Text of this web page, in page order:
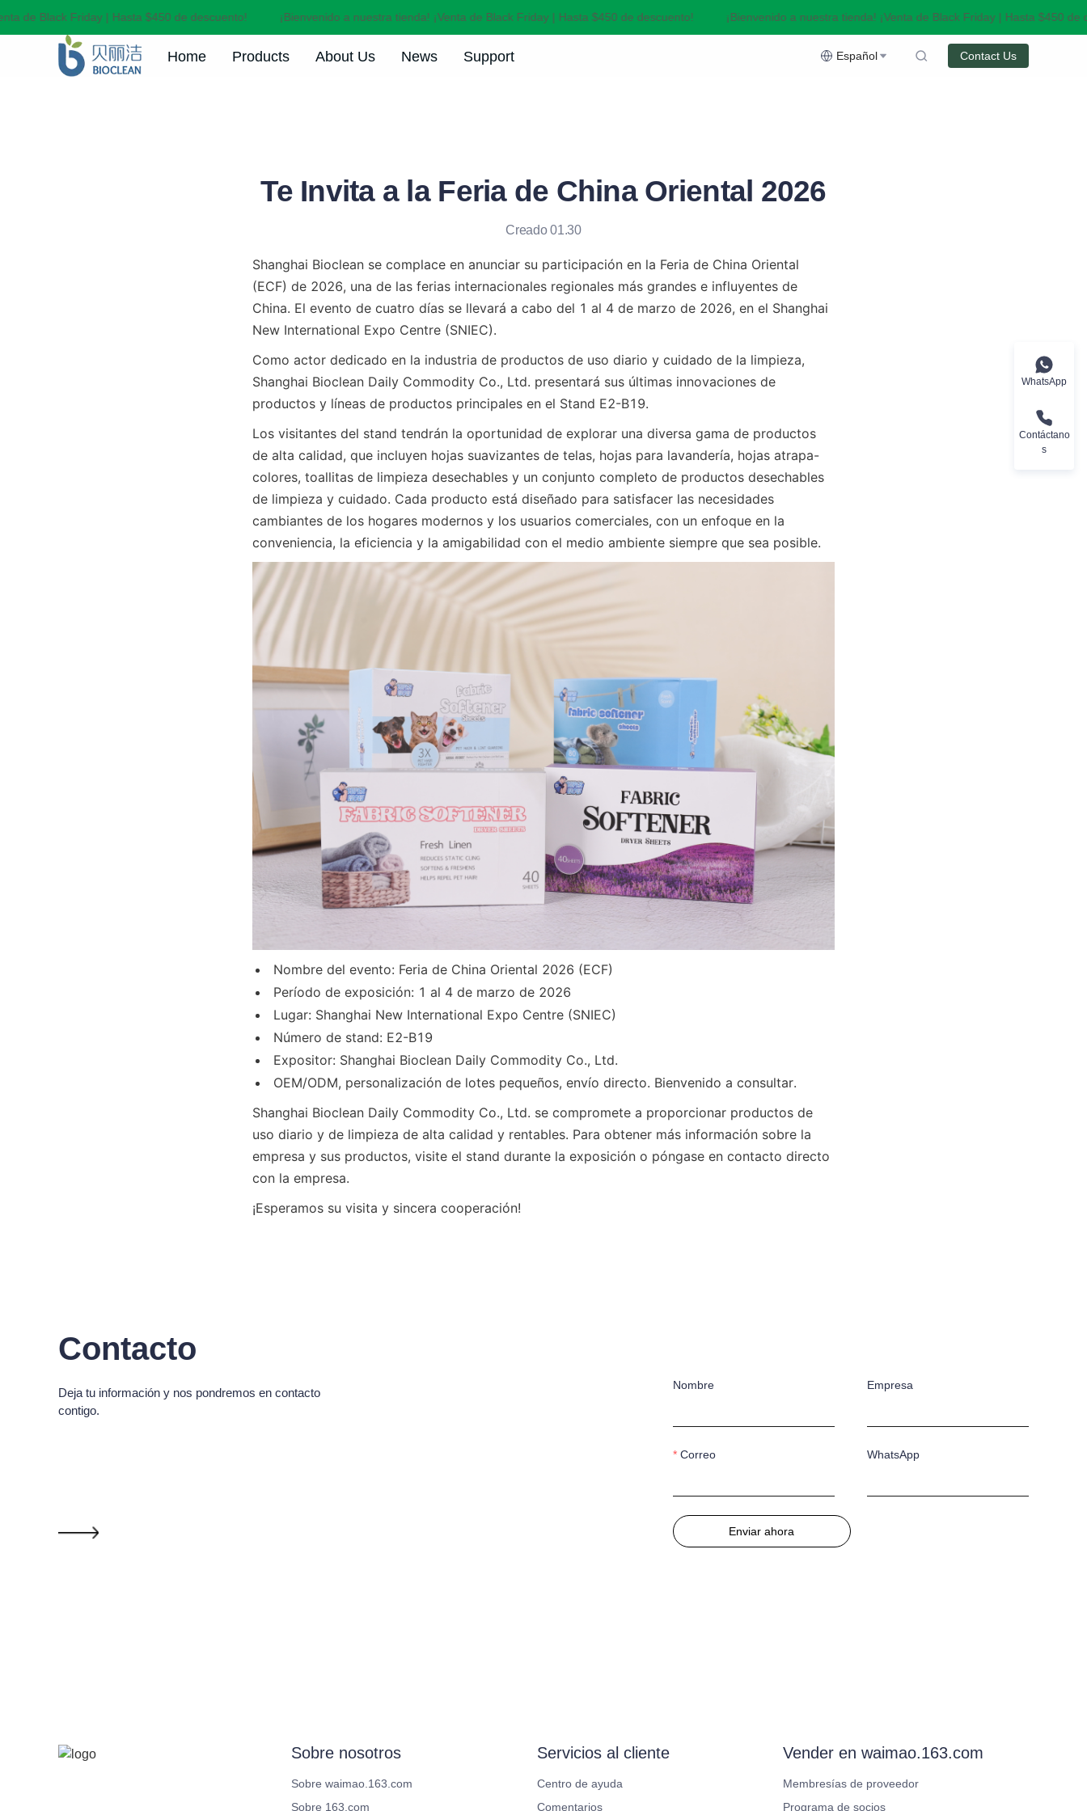
de Black Friday | Hasta $450 de descuento! ¡Bienvenido a nuestra tienda! ¡Venta de Black Friday | Hasta $450 de descuento!
¡Bienvenido a nuestra tienda! ¡Venta de Black Friday | Hasta $450 de
¡Bienvenido a nuestra tienda! ¡Venta de Black Friday | Hasta $450 de descuento!
Home Products About Us News Support Español Contact Us
Te Invita a la Feria de China Oriental 2026
Creado 01.30
Shanghai Bioclean se complace en anunciar su participación en la Feria de China Oriental
(ECF) de 2026, una de las ferias internacionales regionales más grandes e influyentes de
China. El evento de cuatro días se llevará a cabo del 1 al 4 de marzo de 2026, en el Shanghai
New International Expo Centre (SNIEC).
Como actor dedicado en la industria de productos de uso diario y cuidado de la limpieza,
Shanghai Bioclean Daily Commodity Co., Ltd. presentará sus últimas innovaciones de
productos y líneas de productos principales en el Stand E2-B19.
Los visitantes del stand tendrán la oportunidad de explorar una diversa gama de productos
de alta calidad, que incluyen hojas suavizantes de telas, hojas para lavandería, hojas atrapa-
colores, toallitas de limpieza desechables y un conjunto completo de productos desechables
de limpieza y cuidado. Cada producto está diseñado para satisfacer las necesidades
cambiantes de los hogares modernos y los usuarios comerciales, con un enfoque en la
conveniencia, la eficiencia y la amigabilidad con el medio ambiente siempre que sea posible.
Nombre del evento: Feria de China Oriental 2026 (ECF)
Período de exposición: 1 al 4 de marzo de 2026
Lugar: Shanghai New International Expo Centre (SNIEC)
Número de stand: E2-B19
Expositor: Shanghai Bioclean Daily Commodity Co., Ltd.
OEM/ODM, personalización de lotes pequeños, envío directo. Bienvenido a consultar.
Shanghai Bioclean Daily Commodity Co., Ltd. se compromete a proporcionar productos de
uso diario y de limpieza de alta calidad y rentables. Para obtener más información sobre la
empresa y sus productos, visite el stand durante la exposición o póngase en contacto directo
con la empresa.
¡Esperamos su visita y sincera cooperación!
Contacto
Nombre Empresa
Correo WhatsApp
Enviar ahora
Deja tu información y nos pondremos en contacto
contigo.
Sobre nosotros
Sobre waimao.163.com
Sobre 163.com
Servicios al cliente
Centro de ayuda
Comentarios
Vender en waimao.163.com
Membresías de proveedor
Programa de socios
WhatsApp
Contáctano
s